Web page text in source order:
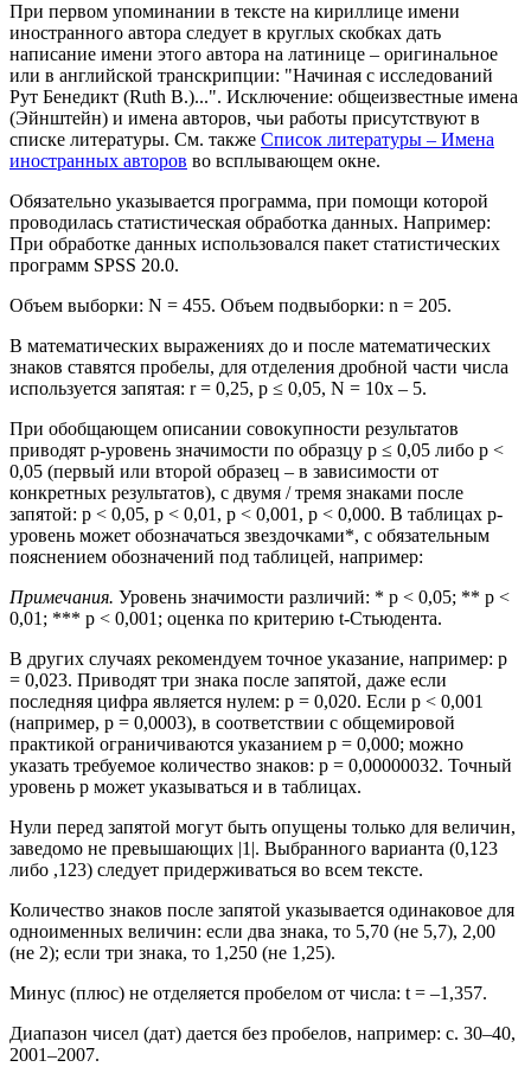
При первом упоминании в тексте на кириллице имени
иностранного автора следует в круглых скобках дать
написание имени этого автора на латинице – оригинальное
или в английской транскрипции: "Начиная с исследований
Рут Бенедикт (Ruth B.)...". Исключение: общеизвестные имена
(Эйнштейн) и имена авторов, чьи работы присутствуют в
списке литературы. См. также Список литературы – Имена
иностранных авторов во всплывающем окне.
Обязательно указывается программа, при помощи которой
проводилась статистическая обработка данных. Например:
При обработке данных использовался пакет статистических
программ SPSS 20.0.
Объем выборки: N = 455. Объем подвыборки: n = 205.
В математических выражениях до и после математических
знаков ставятся пробелы, для отделения дробной части числа
используется запятая: r = 0,25, p ≤ 0,05, N = 10x – 5.
При обобщающем описании совокупности результатов
приводят p-уровень значимости по образцу p ≤ 0,05 либо p <
0,05 (первый или второй образец – в зависимости от
конкретных результатов), с двумя / тремя знаками после
запятой: p < 0,05, p < 0,01, p < 0,001, p < 0,000. В таблицах p-
уровень может обозначаться звездочками*, с обязательным
пояснением обозначений под таблицей, например:
Примечания. Уровень значимости различий: * p < 0,05; ** p <
0,01; *** p < 0,001; оценка по критерию t-Cтьюдента.
В других случаях рекомендуем точное указание, например: p
= 0,023. Приводят три знака после запятой, даже если
последняя цифра является нулем: p = 0,020. Если p < 0,001
(например, p = 0,0003), в соответствии с общемировой
практикой ограничиваются указанием p = 0,000; можно
указать требуемое количество знаков: p = 0,00000032. Точный
уровень p может указываться и в таблицах.
Нули перед запятой могут быть опущены только для величин,
заведомо не превышающих |1|. Выбранного варианта (0,123
либо ,123) следует придерживаться во всем тексте.
Количество знаков после запятой указывается одинаковое для
одноименных величин: если два знака, то 5,70 (не 5,7), 2,00
(не 2); если три знака, то 1,250 (не 1,25).
Минус (плюс) не отделяется пробелом от числа: t = –1,357.
Диапазон чисел (дат) дается без пробелов, например: с. 30–40,
2001–2007.